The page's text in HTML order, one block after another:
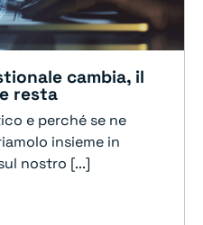
cambia, il
resta
e perché se ne
insieme in
nostro [...]